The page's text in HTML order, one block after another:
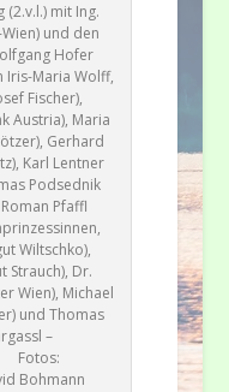
(2.v.l.) mit Ing.
und den
Hofer
Iris-Maria Wolff,
Fischer),
Austria), Maria
Gerhard
Karl Lentner
Podsednik
Pfaffl
Wiltschko),
Strauch), Dr.
Wien), Michael
und Thomas
–
Bohmann